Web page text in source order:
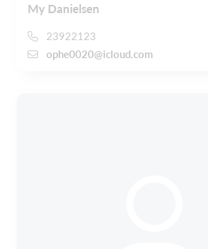
My Danielsen
23922123
ophe0020@icloud.com